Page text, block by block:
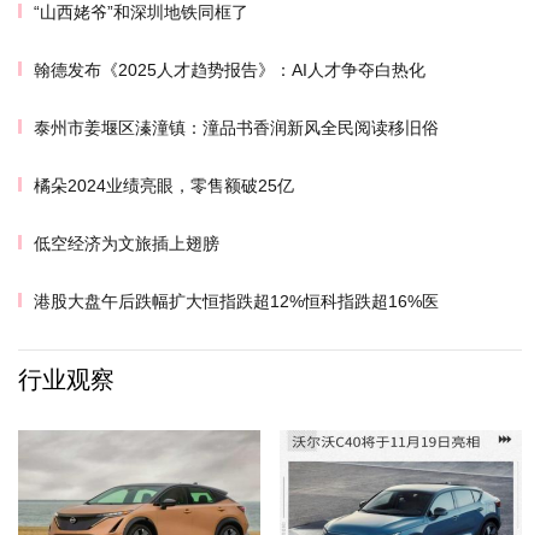
“山西姥爷”和深圳地铁同框了
翰德发布《2025人才趋势报告》：AI人才争夺白热化
泰州市姜堰区溱潼镇：潼品书香润新风全民阅读移旧俗
橘朵2024业绩亮眼，零售额破25亿
低空经济为文旅插上翅膀
港股大盘午后跌幅扩大恒指跌超12%恒科指跌超16%医
行业观察